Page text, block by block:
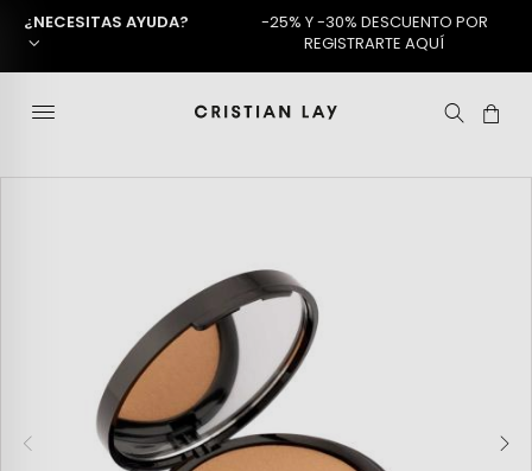
¿NECESITAS AYUDA?
-25% Y -30% DESCUENTO POR
REGISTRARTE AQUÍ